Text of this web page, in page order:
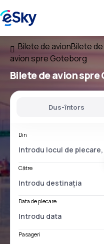
Bilete de avionBilete
avion spre Goteborg
Bilete de avion
Dus-întors
Din
Către
Data de plecare
Pasageri